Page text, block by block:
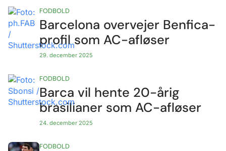
Barcelona overvejer Benfica-
profil som AC-afløser
29. december 2025
FODBOLD
Barca vil hente 20-årig
brasilianer som AC-afløser
24. december 2025
FODBOLD
FODBOLD